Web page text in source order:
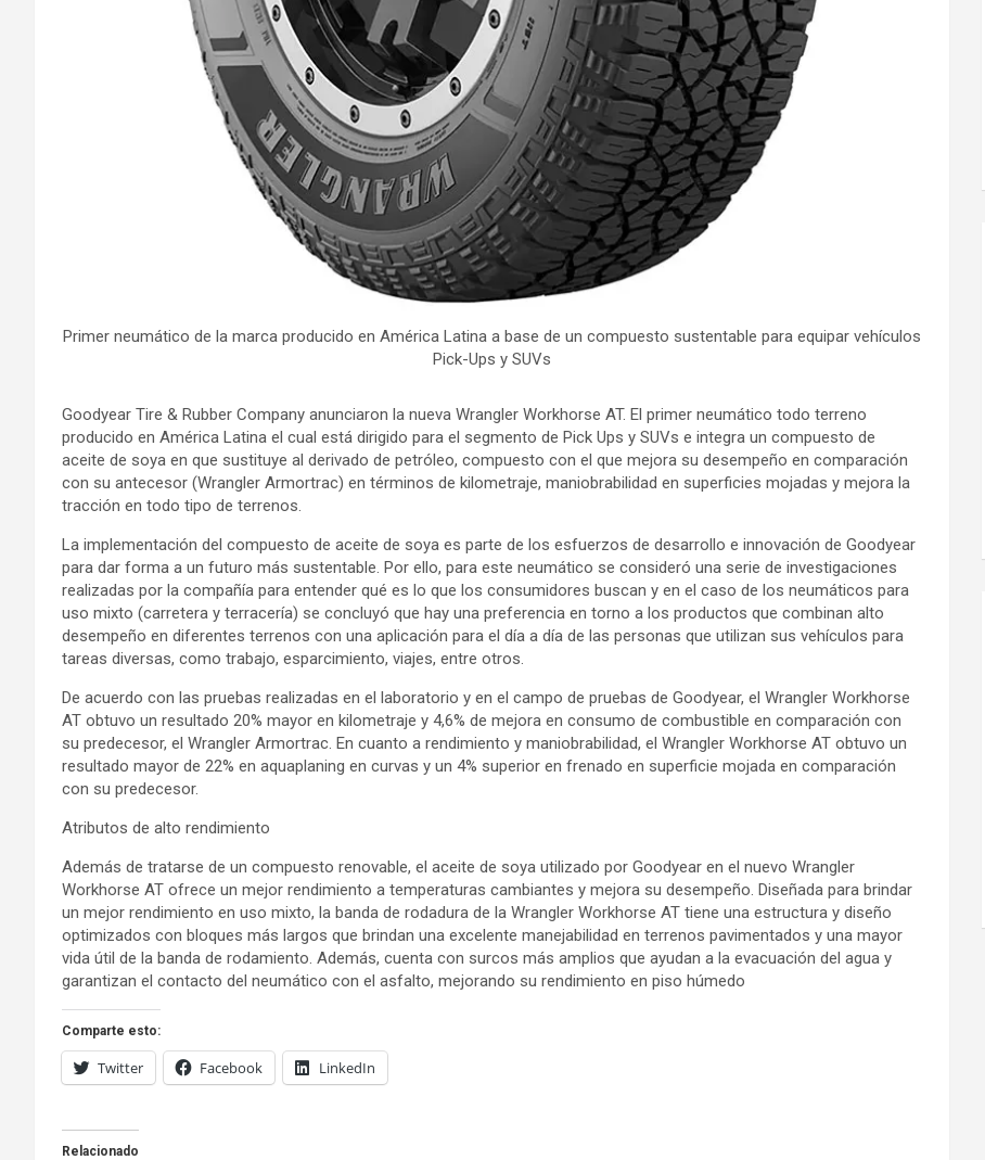
Primer neumático de la marca producido en América Latina a base de un compuesto sustentable para equipar vehículos
Pick-Ups y SUVs
Goodyear Tire & Rubber Company anunciaron la nueva Wrangler Workhorse AT. El primer neumático todo terreno
producido en América Latina el cual está dirigido para el segmento de Pick Ups y SUVs e integra un compuesto de
aceite de soya en que sustituye al derivado de petróleo, compuesto con el que mejora su desempeño en comparación
con su antecesor (Wrangler Armortrac) en términos de kilometraje, maniobrabilidad en superficies mojadas y mejora la
tracción en todo tipo de terrenos.
La implementación del compuesto de aceite de soya es parte de los esfuerzos de desarrollo e innovación de Goodyear
para dar forma a un futuro más sustentable. Por ello, para este neumático se consideró una serie de investigaciones
realizadas por la compañía para entender qué es lo que los consumidores buscan y en el caso de los neumáticos para
uso mixto (carretera y terracería) se concluyó que hay una preferencia en torno a los productos que combinan alto
desempeño en diferentes terrenos con una aplicación para el día a día de las personas que utilizan sus vehículos para
tareas diversas, como trabajo, esparcimiento, viajes, entre otros.
De acuerdo con las pruebas realizadas en el laboratorio y en el campo de pruebas de Goodyear, el Wrangler Workhorse
AT obtuvo un resultado 20% mayor en kilometraje y 4,6% de mejora en consumo de combustible en comparación con
su predecesor, el Wrangler Armortrac. En cuanto a rendimiento y maniobrabilidad, el Wrangler Workhorse AT obtuvo un
resultado mayor de 22% en aquaplaning en curvas y un 4% superior en frenado en superficie mojada en comparación
con su predecesor.
Atributos de alto rendimiento
Además de tratarse de un compuesto renovable, el aceite de soya utilizado por Goodyear en el nuevo Wrangler
Workhorse AT ofrece un mejor rendimiento a temperaturas cambiantes y mejora su desempeño. Diseñada para brindar
un mejor rendimiento en uso mixto, la banda de rodadura de la Wrangler Workhorse AT tiene una estructura y diseño
optimizados con bloques más largos que brindan una excelente manejabilidad en terrenos pavimentados y una mayor
vida útil de la banda de rodamiento. Además, cuenta con surcos más amplios que ayudan a la evacuación del agua y
garantizan el contacto del neumático con el asfalto, mejorando su rendimiento en piso húmedo
Comparte esto:
Twitter Facebook LinkedIn
Relacionado